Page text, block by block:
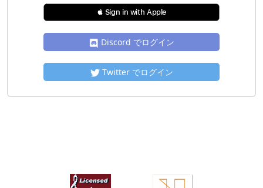
 Sign in with Apple
Discord でログイン
Twitter でログイン